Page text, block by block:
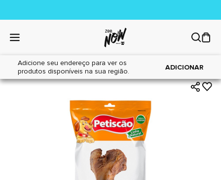
Adicione seu endereço para ver os
produtos disponíveis na sua região.
ADICIONAR
Home|Cães|Petiscos